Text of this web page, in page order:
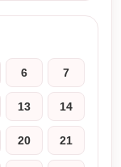
6 7
13 14
20 21